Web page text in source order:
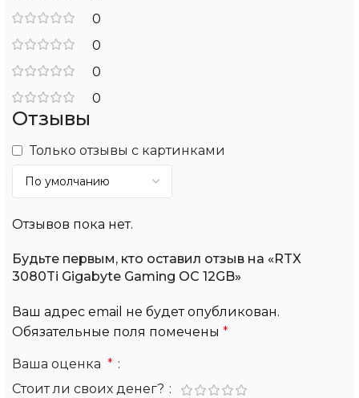
0
0
0
0
Отзывы
Только отзывы с картинками
Отзывов пока нет.
Будьте первым, кто оставил отзыв на «RTX
3080Ti Gigabyte Gaming OC 12GB»
Ваш адрес email не будет опубликован.
Обязательные поля помечены *
Ваша оценка *
Стоит ли своих денег?